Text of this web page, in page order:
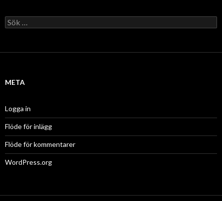
Sök
efter:
META
Logga in
Flöde för inlägg
Flöde för kommentarer
WordPress.org